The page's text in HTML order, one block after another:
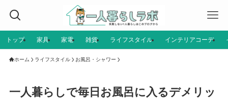
トップ 家具 家電 雑貨 ライフスタイル インテリアコーデ
ホーム ライフスタイル お風呂・シャワー
一人暮らしで毎日お風呂に入るデメリッ